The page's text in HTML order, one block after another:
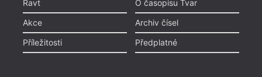
Ravt
Akce
Příležitosti
O časopisu Tvar
Archiv čísel
Předplatné